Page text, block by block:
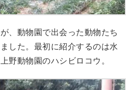
、動物園で出会った動物たち
した。最初に紹介するのは水
野動物園のハシビロコウ。